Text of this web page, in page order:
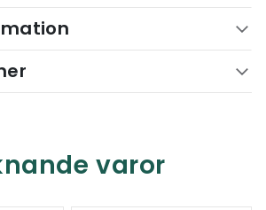
varor